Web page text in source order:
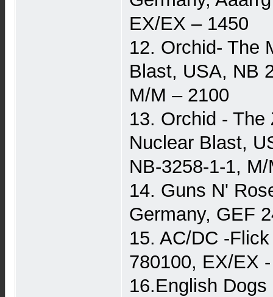
EX/EX – 1450
12. Orchid- The
Blast, USA, NB
M/M – 2100
13. Orchid -
Nuclear Blast,
NB-3258-1-1,
14. Guns N'
Germany, GEF
15. AC/DC -
780100, EX/EX
16.English